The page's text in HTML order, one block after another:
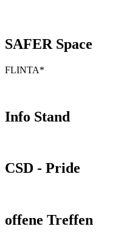
SAFER Space
FLINTA*
Info Stand
CSD - Pride
offene Treffen